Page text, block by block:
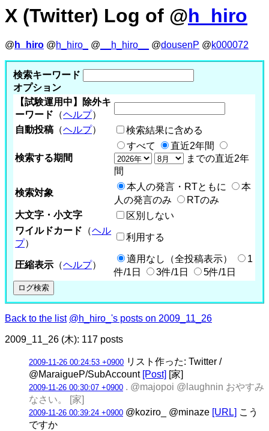
X (Twitter) Log of @h_hiro
@ h_hiro @h_hiro_ @ __h_hiro__ @dousenP @k000072
検索キーワード
オプション
【試験運用中】除外キ
ーワード （ヘルプ）
自動投稿 （ヘルプ） 検索結果に含める
検索する期間
すべて
直近2年間
までの直近2年
間
検索対象
本人の発言・RTともに
本
人の発言のみ
RTのみ
大文字・小文字
区別しない
ワイルドカード （ヘル
プ）
利用する
圧縮表示 （ヘルプ）
適用なし（全投稿表示）
1
件/1日
3件/1日 5件/1日
Back to the list @h_hiro_'s posts on 2009_11_26
2009_11_26 (木): 117 posts
2009-11-26 00:24:53 +0900 リスト作った: Twitter /
@MaraigueP/SubAccount [Post] [家]
2009-11-26 00:30:07 +0900 . @majopoi @laughnin おやすみ
なさい。 [家]
2009-11-26 00:39:24 +0900 @koziro_ @minaze [URL] こう
ですか